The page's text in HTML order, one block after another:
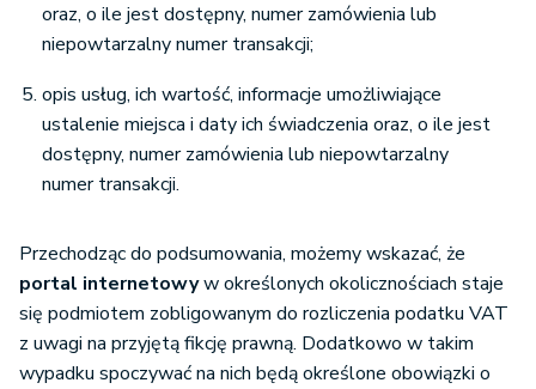
oraz, o ile jest dostępny, numer zamówienia lub
niepowtarzalny numer transakcji;
opis usług, ich wartość, informacje umożliwiające
ustalenie miejsca i daty ich świadczenia oraz, o ile jest
dostępny, numer zamówienia lub niepowtarzalny
numer transakcji.
Przechodząc do podsumowania, możemy wskazać, że
portal internetowyw określonych okolicznościach staje
się podmiotem zobligowanym do rozliczenia podatku VAT
z uwagi na przyjętą fikcję prawną. Dodatkowo w takim
wypadku spoczywać na nich będą określone obowiązki o